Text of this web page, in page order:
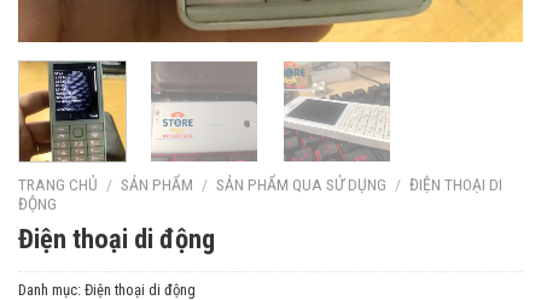
TRANG CHỦ / SẢN PHẨM / SẢN PHẨM QUA SỬ DỤNG / ĐIỆN THOẠI DI
ĐỘNG
Điện thoại di động
Danh mục: Điện thoại di động